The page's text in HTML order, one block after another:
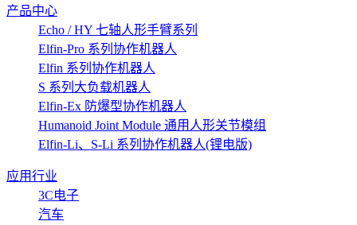
产品中心
Echo / HY 七轴人形手臂系列
Elfin-Pro 系列协作机器人
Elfin 系列协作机器人
S 系列大负载机器人
Elfin-Ex 防爆型协作机器人
Humanoid Joint Module 通用人形关节模组
Elfin-Li、S-Li 系列协作机器人(锂电版)
应用行业
3C电子
汽车